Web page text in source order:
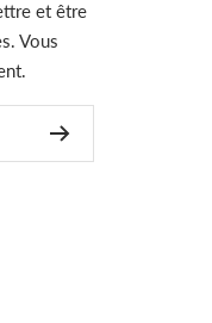
et être
Vous